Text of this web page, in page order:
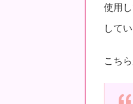
使用
して
こち